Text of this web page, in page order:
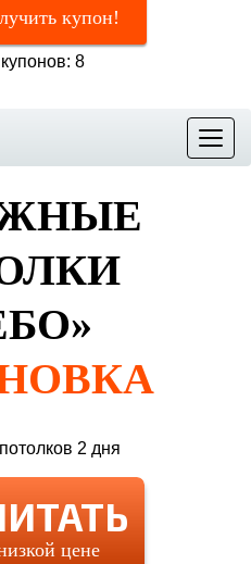
купон!
8
Меню
цене